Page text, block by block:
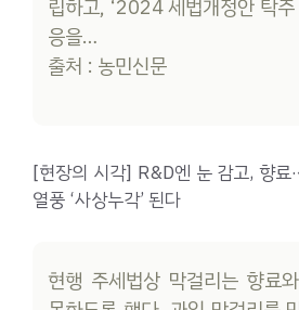
립하고, ‘2024 세법개정안 탁
응을…
출처 : 농민신문
[현장의 시각] R&D엔 눈 감고, 향
열풍 ‘사상누각’ 된다
현행 주세법상 막걸리는 향료